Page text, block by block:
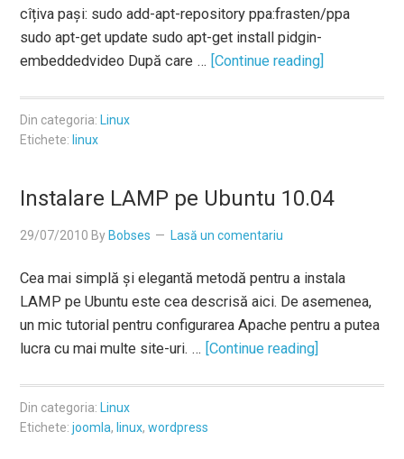
cîțiva pași: sudo add-apt-repository ppa:frasten/ppa
sudo apt-get update sudo apt-get install pidgin-
embeddedvideo După care … [Continue reading]
Din categoria: Linux
Etichete: linux
Instalare LAMP pe Ubuntu 10.04
29/07/2010 By Bobses Lasă un comentariu
Cea mai simplă și elegantă metodă pentru a instala
LAMP pe Ubuntu este cea descrisă aici. De asemenea,
un mic tutorial pentru configurarea Apache pentru a putea
lucra cu mai multe site-uri. … [Continue reading]
Din categoria: Linux
Etichete:joomla, linux,wordpress